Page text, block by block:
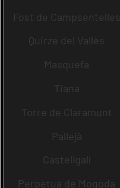
Fost de Campsentelles
Quirze del Vallès
Masquefa
Tiana
Torre de Claramunt
Pallejà
Castellgalí
Perpètua de Mogoda